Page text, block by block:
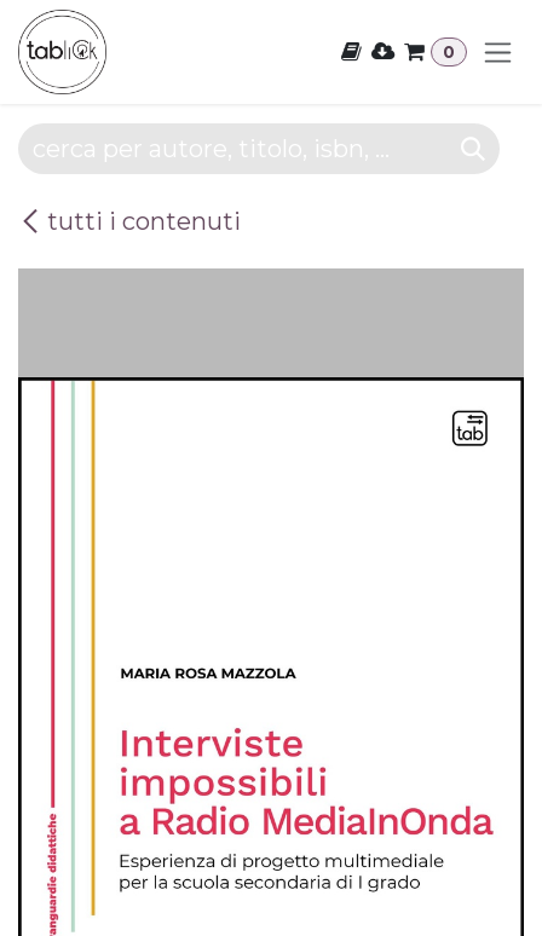
Passa al contenuto
0
tutti i contenuti